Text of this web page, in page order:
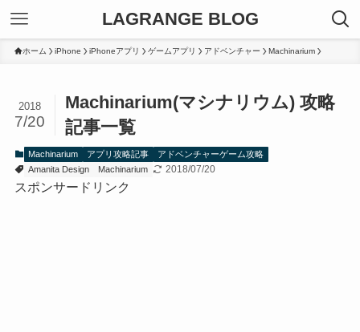
LAGRANGE BLOG
ホーム iPhone iPhoneアプリ ゲームアプリ アドベンチャー Machinarium
Machinarium(マシナリウム) 攻略
記事一覧
2018
7/20
Machinarium アプリ攻略記事
アドベンチャーゲーム攻略
Amanita Design
Machinarium 2018/07/20
スポンサードリンク